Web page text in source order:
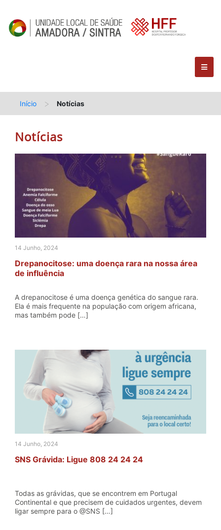
Início > Notícias
Notícias
14 Junho, 2024
Drepanocitose: uma doença rara na nossa área
de influência
A drepanocitose é uma doença genética do sangue rara.
Ela é mais frequente na população com origem africana,
mas também pode […]
14 Junho, 2024
SNS Grávida: Ligue 808 24 24 24
Todas as grávidas, que se encontrem em Portugal
Continental e que precisem de cuidados urgentes, devem
ligar sempre para o @SNS […]